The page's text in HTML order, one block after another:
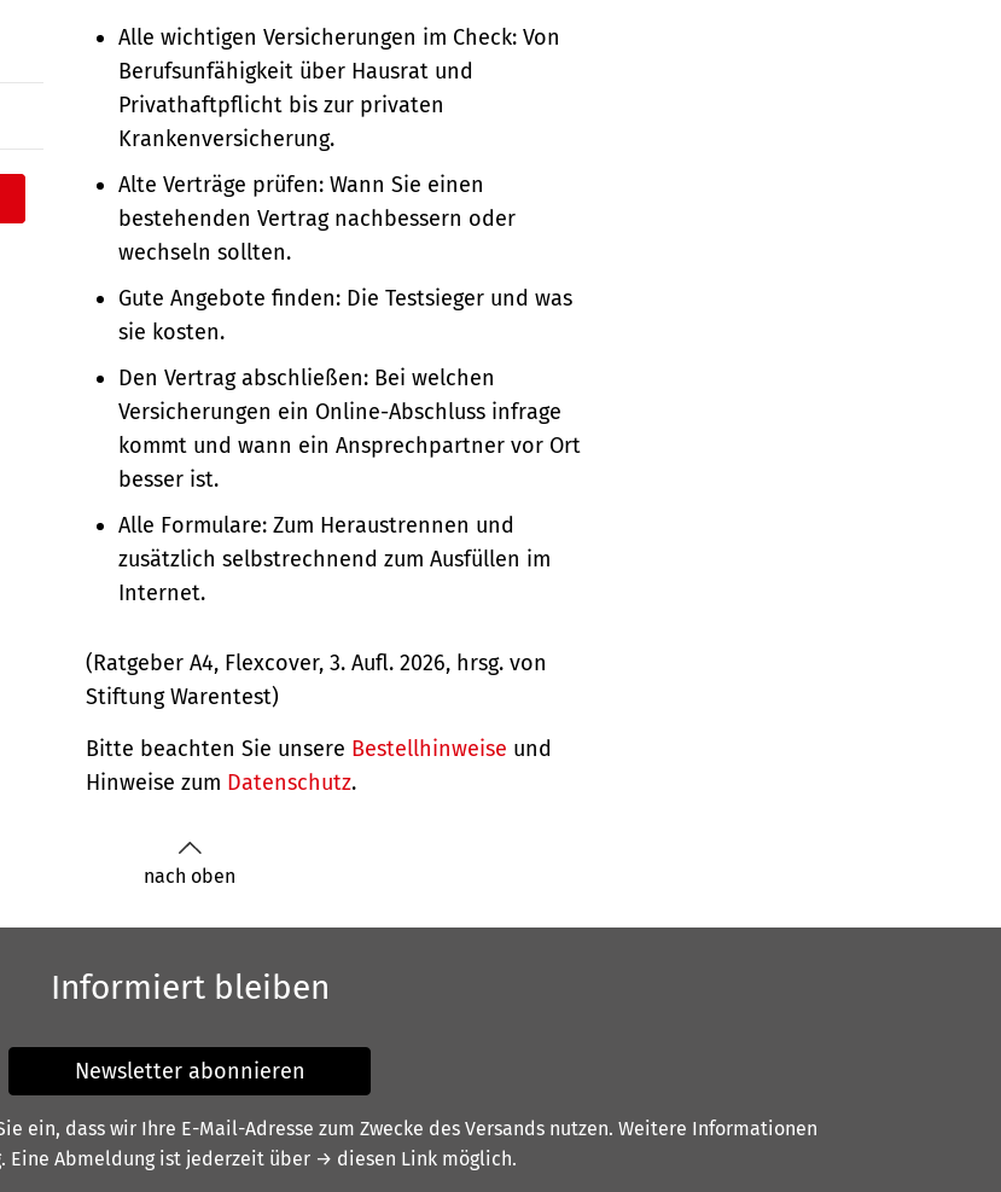
Alle wichtigen Versicherungen im Check: Von
Berufsunfähigkeit über Hausrat und
Privathaftpflicht bis zur privaten
Krankenversicherung.
Alte Verträge prüfen: Wann Sie einen
bestehenden Vertrag nachbessern oder
wechseln sollten.
Gute Angebote finden: Die Testsieger und was
sie kosten.
Den Vertrag abschließen: Bei welchen
Versicherungen ein Online-Abschluss infrage
kommt und wann ein Ansprechpartner vor Ort
besser ist.
Alle Formulare: Zum Heraustrennen und
zusätzlich selbstrechnend zum Ausfüllen im
Internet.
(Ratgeber A4, Flexcover, 3. Aufl. 2026, hrsg. von
Stiftung Warentest)
Bitte beachten Sie unsere Bestellhinweise und
Hinweise zum Datenschutz.
nach oben
Informiert bleiben
Newsletter abonnieren
ein, dass wir Ihre E-Mail-Adresse zum Zwecke des Versands nutzen. Weitere Informationen
. Eine Abmeldung ist jederzeit über → diesen Link möglich.